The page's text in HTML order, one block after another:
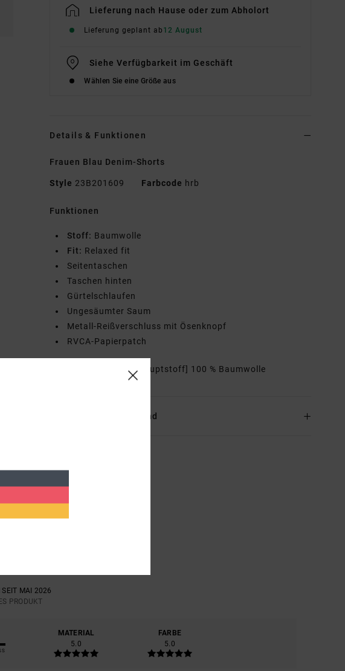
Lieferung nach Hause oder zum Abholort
Lieferung geplant ab 12 August
Siehe Verfügbarkeit im Geschäft
Wählen Sie eine Größe aus
Details & Funktionen
Frauen Blau Denim-Shorts
Style 23B201609 Farbcode hrb
Funktionen
Stoff: Baumwolle
Fit: Relaxed fit
Seitentaschen
Taschen hinten
Gürtelschlaufen
Ungesäumter Saum
Metall-Reißverschluss mit Ösenknopf
RVCA-Papierpatch
Zusammensetzung [Hauptstoff] 100 % Baumwolle
Versand & Rückversand
SEIT MAI 2026
PRODUKT
MATERIAL
5.0
FARBE
5.0